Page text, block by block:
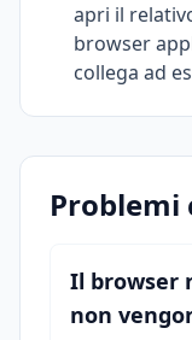
apri il
browser
collega ad
Problemi
Il browser
non